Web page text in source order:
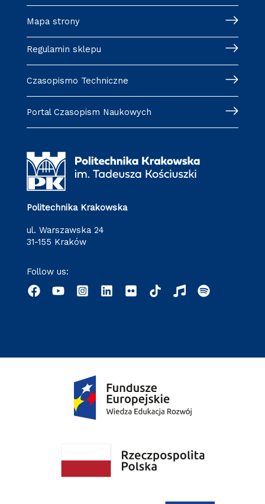
Mapa strony
Regulamin sklepu
Czasopismo Techniczne
Portal Czasopism Naukowych
Politechnika Krakowska
ul. Warszawska 24
31-155 Kraków
Follow us: